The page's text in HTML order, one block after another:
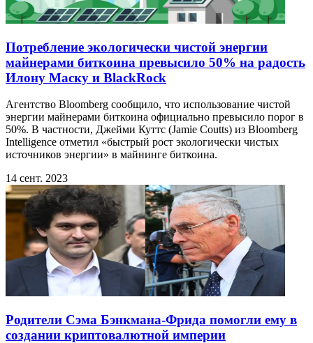
Потребление экологически чистой энергии
майнерами биткоина превысило 50% на радость
Илону Маску и BlackRock
Агентство Bloomberg сообщило, что использование чистой
энергии майнерами биткоина официально превысило порог в
50%. В частности, Джейми Куттс (Jamie Coutts) из Bloomberg
Intelligence отметил «быстрый рост экологически чистых
источников энергии» в майнинге биткоина.
14 сент. 2023
Родители Сэма Бэнкмана-Фрида помогли ему в
создании криптовалютной империи